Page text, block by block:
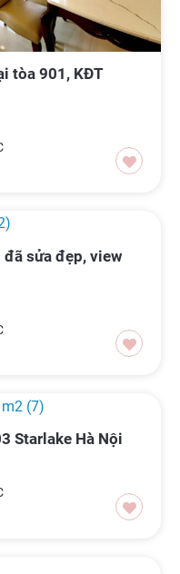
tòa 901, KĐT
sửa đẹp, view
Starlake Hà Nội